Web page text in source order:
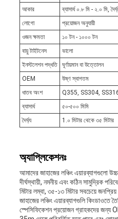
আকার
ব্যাসার্ধ ০.৮ মি - ২.০ মি,
লোগো
প্রয়োজন অনুযায়ী
ওজন ক্ষমতা
১০ টন - ১০০০ টন
বায়ু টাইটনেস
ভালো
ইনস্টলেশন পদ্ধতি
ঘূর্ণায়মান বা উত্তোলন
OEM
উষ্ণ স্বাগতম
ধাতব অংশ
Q355, SS304,
ব্যাসার্ধ
৫০-৫০০ মিমি
দৈর্ঘ্য
1.০ মিটার থেকে ৩৫ মিটার
অ্যাপ্লিকেশনঃ
আমাদের জাহাজের লঞ্চিং এয়ারব্যাগগুলো
দীর্ঘস্থায়ী, নমনীয় এবং কঠিন সামুদ্রিক
মিটার লম্বা, ৩৫-১৩ মিটার সবচেয়ে
জাহাজের লঞ্চিং এয়ারব্যাগগুলি কিংডাওতে
স্পেসিফিকেশন প্রয়োজন গ্রাহকদের জন্য